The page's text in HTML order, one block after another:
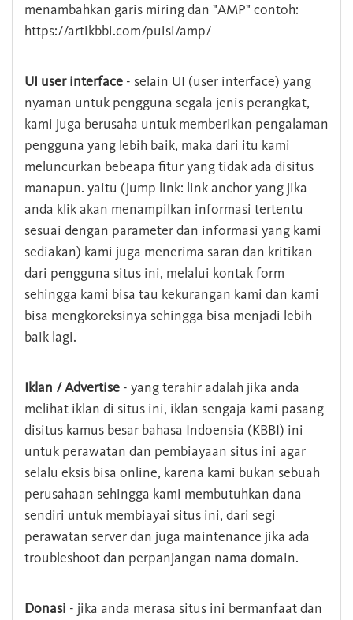
menambahkan garis miring dan "AMP" contoh:
https://artikbbi.com/puisi/amp/
UI user interface - selain UI (user interface) yang
nyaman untuk pengguna segala jenis perangkat,
kami juga berusaha untuk memberikan pengalaman
pengguna yang lebih baik, maka dari itu kami
meluncurkan bebeapa fitur yang tidak ada disitus
manapun. yaitu (jump link: link anchor yang jika
anda klik akan menampilkan informasi tertentu
sesuai dengan parameter dan informasi yang kami
sediakan) kami juga menerima saran dan kritikan
dari pengguna situs ini, melalui kontak form
sehingga kami bisa tau kekurangan kami dan kami
bisa mengkoreksinya sehingga bisa menjadi lebih
baik lagi.
Iklan / Advertise - yang terahir adalah jika anda
melihat iklan di situs ini, iklan sengaja kami pasang
disitus kamus besar bahasa Indoensia (KBBI) ini
untuk perawatan dan pembiayaan situs ini agar
selalu eksis bisa online, karena kami bukan sebuah
perusahaan sehingga kami membutuhkan dana
sendiri untuk membiayai situs ini, dari segi
perawatan server dan juga maintenance jika ada
troubleshoot dan perpanjangan nama domain.
Donasi - jika anda merasa situs ini bermanfaat dan